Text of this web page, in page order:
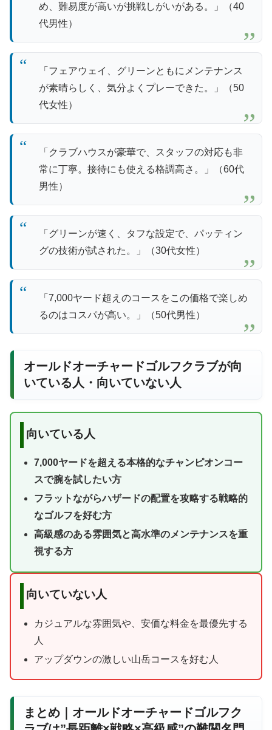
め、難易度が高いが挑戦しがいがある。」（40
代男性）
「フェアウェイ、グリーンともにメンテナンス
が素晴らしく、気分よくプレーできた。」（50
代女性）
「クラブハウスが豪華で、スタッフの対応も非
常に丁寧。接待にも使える格調高さ。」（60代
男性）
「グリーンが速く、タフな設定で、パッティン
グの技術が試された。」（30代女性）
「7,000ヤード超えのコースをこの価格で楽しめ
るのはコスパが高い。」（50代男性）
オールドオーチャードゴルフクラブが向
いている人・向いていない人
向いている人
7,000ヤードを超える本格的なチャンピオンコー
スで腕を試したい方
フラットながらハザードの配置を攻略する戦略的
なゴルフを好む方
高級感のある雰囲気と高水準のメンテナンスを重
視する方
向いていない人
カジュアルな雰囲気や、安価な料金を最優先する
人
アップダウンの激しい山岳コースを好む人
まとめ｜オールドオーチャードゴルフク